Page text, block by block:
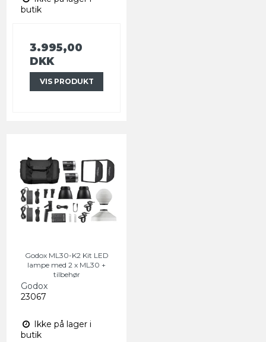
butik
3.995,00
DKK
VIS PRODUKT
Godox ML30-K2 Kit LED
lampe med 2 x ML30 +
tilbehør
Godox
23067
Ikke på lager i
butik